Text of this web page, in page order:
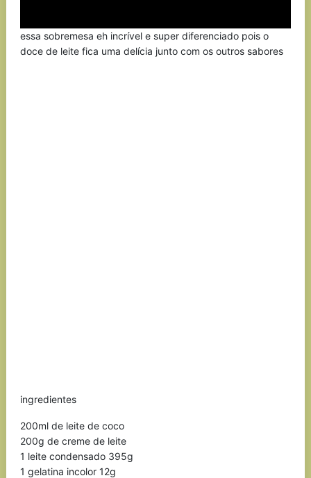
essa sobremesa eh incrível e super diferenciado pois o
doce de leite fica uma delícia junto com os outros sabores
ingredientes
200ml de leite de coco
200g de creme de leite
1 leite condensado 395g
1 gelatina incolor 12g